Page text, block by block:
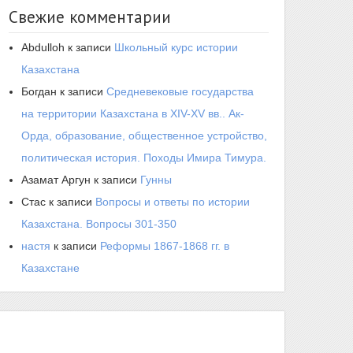
Свежие комментарии
Abdulloh к записи Школьный курс истории
Казахстана
Богдан к записи Средневековые государства
на территории Казахстана в XIV-XV вв.. Ак-
Орда, образование, общественное устройство,
политическая история. Походы Имира Тимура.
Азамат Аргун к записи Гунны
Стас к записи Вопросы и ответы по истории
Казахстана. Вопросы 301-350
настя к записи Реформы 1867-1868 гг. в
Казахстане